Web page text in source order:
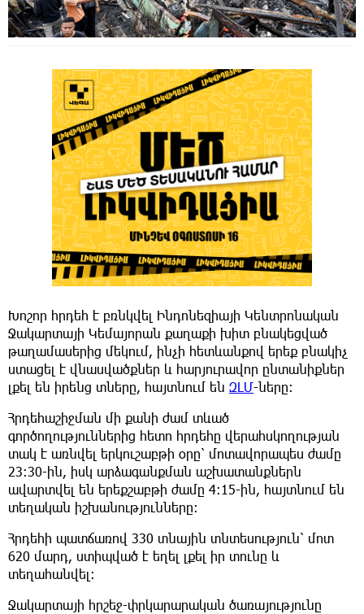
Խոշոր հրդեհ է բռնկվել Ինդոնեզիայի Կենտրոնական
Ջակարտայի Կեմայորան քաղաքի խիտ բնակեցված
թաղամասերից մեկում, ինչի հետևանքով երեք բնակիչ
ստացել է վնասվածքներ և հարյուրավոր ընտանիքներ
լքել են իրենց տները, հայտնում են ԶԼՄ-ները:
Հրդեհաշիջման մի քանի ժամ տևած
գործողություններից հետո հրդեհը վերահսկողության
տակ է առնվել երկուշաբթի օրը՝ մոտավորապես ժամը
23:30-ին, իսկ արձագանքման աշխատանքներն
ավարտվել են երեքշաբթի ժամը 4:15-ին, հայտնում են
տեղական իշխանությունները:
Հրդեհի պատճառով 330 տնային տնտեսություն՝ մոտ
620 մարդ, ստիպված է եղել լքել իր տունը և
տեղահանվել:
Ջակարտայի հրշեջ-փրկարարական ծառայությունը